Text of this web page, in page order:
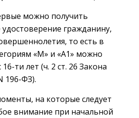
можно получить
гражданину,
то есть в
«М» и «А1» можно
ти лет (ч. 2 ст. 26 Закона
196-ФЗ).
на которые следует
внимание при начальной